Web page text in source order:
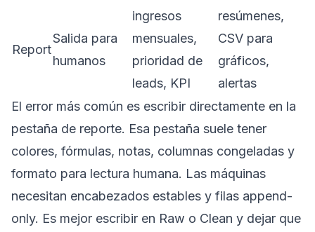
Report
Salida para
humanos
ingresos
mensuales,
prioridad de
leads, KPI
resúmenes,
CSV para
gráficos,
alertas
El error más común es escribir directamente en la
pestaña de reporte. Esa pestaña suele tener
colores, fórmulas, notas, columnas congeladas y
formato para lectura humana. Las máquinas
necesitan encabezados estables y filas append-
only. Es mejor escribir en Raw o Clean y dejar que